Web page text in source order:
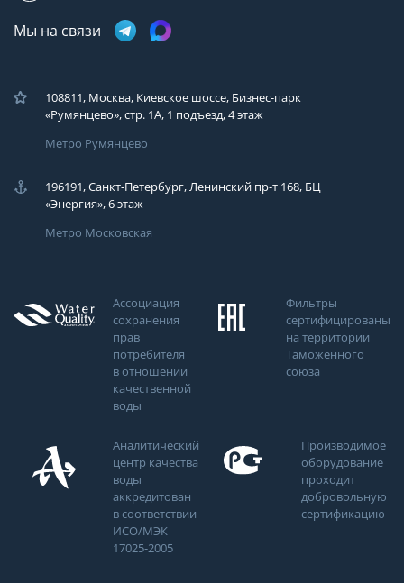
Мы на связи
108811, Москва, Киевское шоссе, Бизнес-парк
«Румянцево», стр. 1А, 1 подъезд, 4 этаж
Метро Румянцево
196191, Санкт-Петербург, Ленинский пр-т 168, БЦ
«Энергия», 6 этаж
Метро Московская
Ассоциация
сохранения
прав
потребителя
в отношении
качественной
воды
Фильтры
сертифицированы
на территории
Таможенного
союза
Аналитический
центр качества
воды
аккредитован
в соответствии
ИСО/МЭК
17025-2005
Производимое
оборудование
проходит
добровольную
сертификацию